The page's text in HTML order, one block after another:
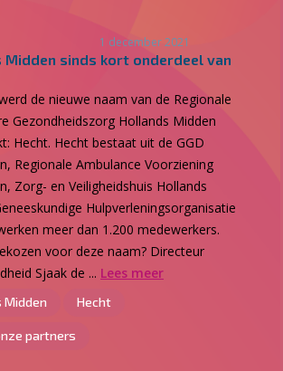
1 december 2021
Midden sinds kort onderdeel van
de nieuwe naam van de Regionale
Gezondheidszorg Hollands Midden
Hecht. Hecht bestaat uit de GGD
Regionale Ambulance Voorziening
Zorg- en Veiligheidshuis Hollands
Hulpverleningsorganisatie
meer dan 1.200 medewerkers.
voor deze naam? Directeur
Sjaak de ... Lees meer
Midden Hecht
partners